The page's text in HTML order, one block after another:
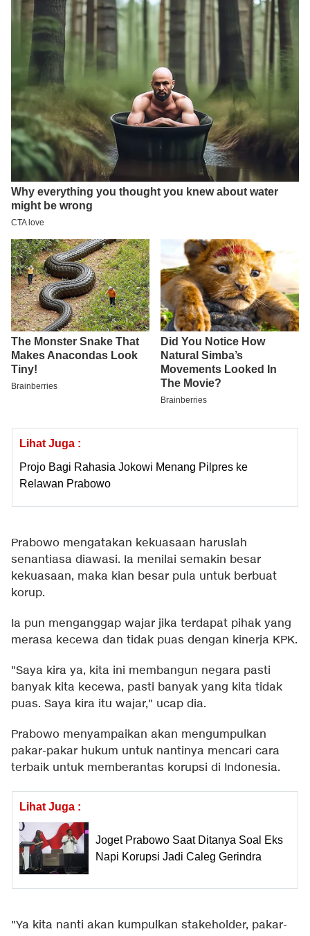
Lihat Juga :
Projo Bagi Rahasia Jokowi Menang Pilpres ke
Relawan Prabowo
Prabowo mengatakan kekuasaan haruslah
senantiasa diawasi. Ia menilai semakin besar
kekuasaan, maka kian besar pula untuk berbuat
korup.
Ia pun menganggap wajar jika terdapat pihak yang
merasa kecewa dan tidak puas dengan kinerja KPK.
"Saya kira ya, kita ini membangun negara pasti
banyak kita kecewa, pasti banyak yang kita tidak
puas. Saya kira itu wajar," ucap dia.
Prabowo menyampaikan akan mengumpulkan
pakar-pakar hukum untuk nantinya mencari cara
terbaik untuk memberantas korupsi di Indonesia.
Lihat Juga :
Joget Prabowo Saat Ditanya Soal Eks
Napi Korupsi Jadi Caleg Gerindra
"Ya kita nanti akan kumpulkan stakeholder, pakar-